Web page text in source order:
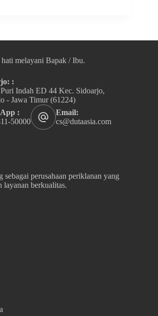
melayani Bapak / Ibu.
:
Indah ED 44 Kec. Sidoarjo,
- Jawa Timur (61224)
:
50000
Email:
cs@dutaasia.com
perusahaan periklanan yang
layanan berkualitas.